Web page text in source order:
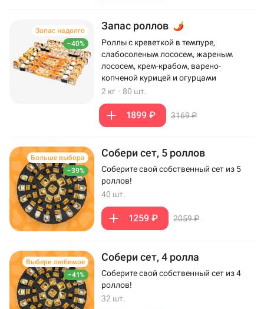
–40%
Запас надолго Запас роллов
Роллы с креветкой в темпуре,
слабосоленым лососем, жареным
лососем, крем-крабом, варено-
копченой курицей и огурцами
2 кг · 80 шт.
1899 ₽ 3169 ₽
–39%
Больше выбора Собери сет, 5 роллов
Соберите свой собственный сет из 5
роллов!
40 шт.
1259 ₽ 2059 ₽
–41%
Выбери любимое Собери сет, 4 ролла
Соберите свой собственный сет из 4
роллов!
32 шт.